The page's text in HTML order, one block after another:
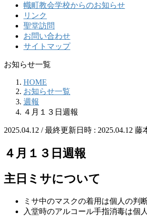
幟町教会学校からのお知らせ
リンク
聖堂訪問
お問い合わせ
サイトマップ
お知らせ一覧
HOME
お知らせ一覧
週報
４月１３日週報
2025.04.12 / 最終更新日時 : 2025.04.12 藤
４月１３日週報
主日ミサについて
ミサ中のマスクの着用は個人の判
入堂時のアルコール手指消毒は個